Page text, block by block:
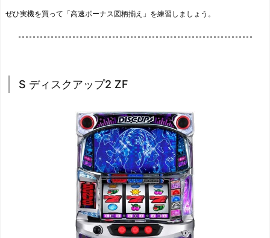
ぜひ実機を買って「高速ボーナス図柄揃え」を練習しましょう。
S ディスクアップ2 ZF